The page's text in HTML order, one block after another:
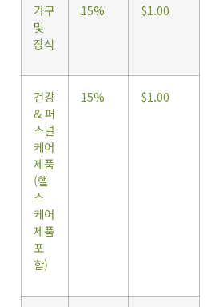
가구
및
장식
15% $1.00
건강
& 퍼
스널
케어
제품
(핼
스
케어
제품
포
함)
15% $1.00